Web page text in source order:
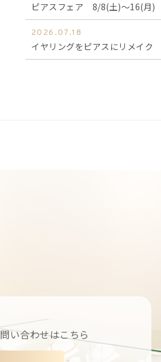
ピアスフェア 8/8(土)～16(月)
2026.07.18
イヤリングをピアスにリメイク
い合わせはこちら